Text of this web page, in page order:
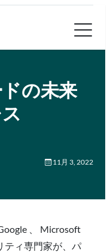
の未来
11月 3, 2022
、 Microsoft
ティ専門家が、パ